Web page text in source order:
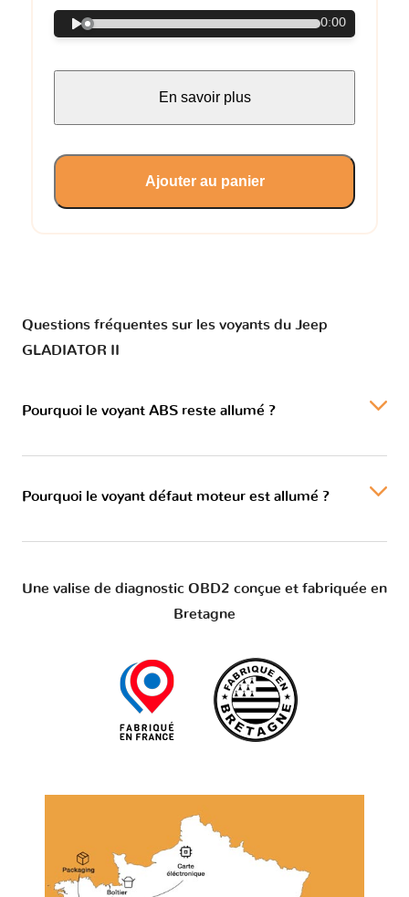
0:00
En savoir plus
Ajouter au panier
Questions fréquentes sur les voyants du Jeep
GLADIATOR II
Pourquoi le voyant ABS reste allumé ?
Pourquoi le voyant défaut moteur est allumé ?
Une valise de diagnostic OBD2 conçue et fabriquée en
Bretagne